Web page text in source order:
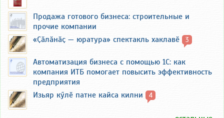
Продажа готового бизнеса: строительные и
прочие компании
«Ҫӑлӑнӑҫ — юратура» спектакль хаклавӗ
3
Автоматизация бизнеса с помощью 1С: как
компания ИТБ помогает повысить эффективность
предприятия
Изьяр кӳлӗ патне кайса килни
4